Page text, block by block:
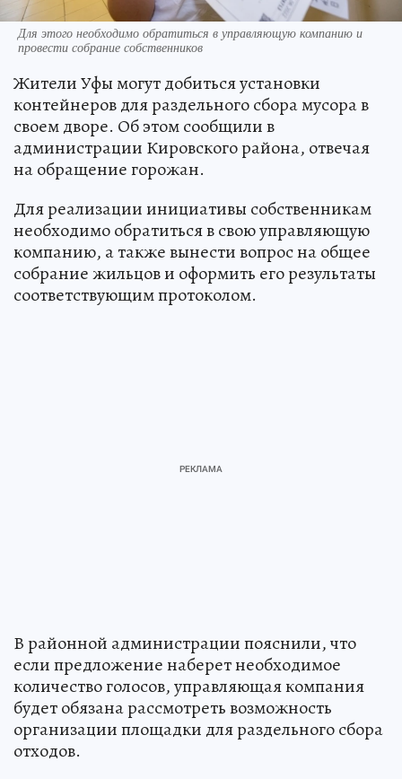
Для этого необходимо обратиться в управляющую компанию и
провести собрание собственников
Жители Уфы могут добиться установки
контейнеров для раздельного сбора мусора в
своем дворе. Об этом сообщили в
администрации Кировского района, отвечая
на обращение горожан.
Для реализации инициативы собственникам
необходимо обратиться в свою управляющую
компанию, а также вынести вопрос на общее
собрание жильцов и оформить его результаты
соответствующим протоколом.
В районной администрации пояснили, что
если предложение наберет необходимое
количество голосов, управляющая компания
будет обязана рассмотреть возможность
организации площадки для раздельного сбора
отходов.